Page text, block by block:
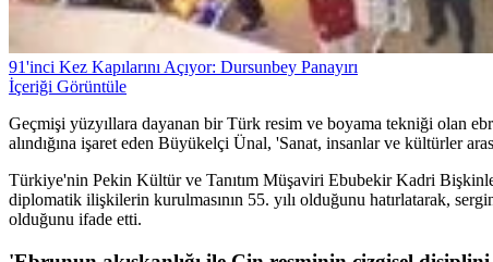
91'inci Kez Kapılarını Açıyor: Dursunbey Panayırı
İçeriği Görüntüle
Geçmişi yüzyıllara dayanan bir Türk resim ve boyama tekniği olan
alındığına işaret eden Büyükelçi Ünal, 'Sanat, insanlar ve kültürler
Türkiye'nin Pekin Kültür ve Tanıtım Müşaviri Ebubekir Kadri
diplomatik ilişkilerin kurulmasının 55. yılı olduğunu hatırlatarak,
olduğunu ifade etti.